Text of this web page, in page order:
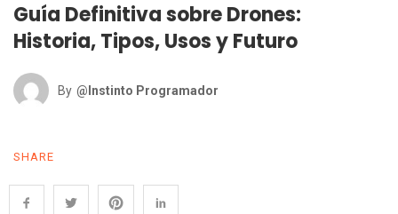
Guía Definitiva sobre Drones:
Historia, Tipos, Usos y Futuro
By @Instinto Programador
SHARE